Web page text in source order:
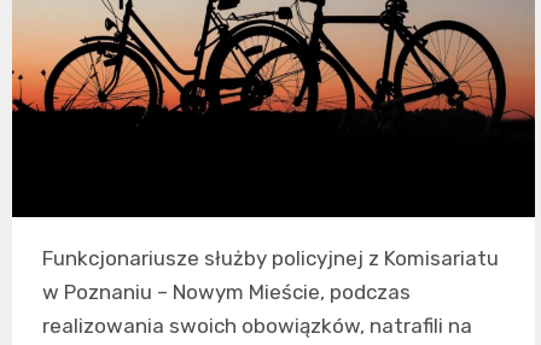
Funkcjonariusze służby policyjnej z Komisariatu
w Poznaniu – Nowym Mieście, podczas
realizowania swoich obowiązków, natrafili na